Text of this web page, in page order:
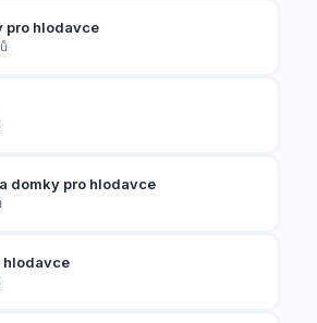
pro hlodavce
domky pro hlodavce
hlodavce